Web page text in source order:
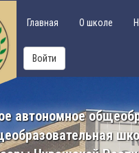
Главная О школе
Войти
автономное